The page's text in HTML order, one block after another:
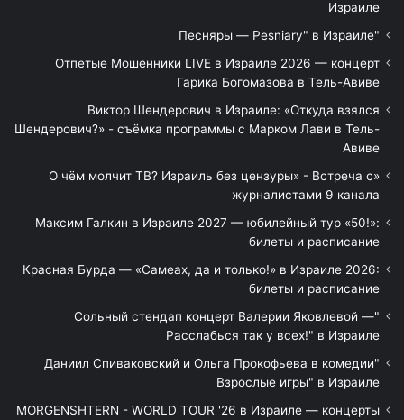
Израиле
"Песняры — Pesniary" в Израиле
Отпетые Мошенники LIVE в Израиле 2026 — концерт
Гарика Богомазова в Тель-Авиве
Виктор Шендерович в Израиле: «Откуда взялся
Шендерович?» - съёмка программы с Марком Лави в Тель-
Авиве
«О чём молчит ТВ? Израиль без цензуры» - Встреча с
журналистами 9 канала
Максим Галкин в Израиле 2027 — юбилейный тур «50!»:
билеты и расписание
Красная Бурда — «Самеах, да и только!» в Израиле 2026:
билеты и расписание
"Сольный стендап концерт Валерии Яковлевой —
Расслабься так у всех!" в Израиле
"Даниил Спиваковский и Ольга Прокофьева в комедии
Взрослые игры" в Израиле
MORGENSHTERN - WORLD TOUR '26 в Израиле — концерты